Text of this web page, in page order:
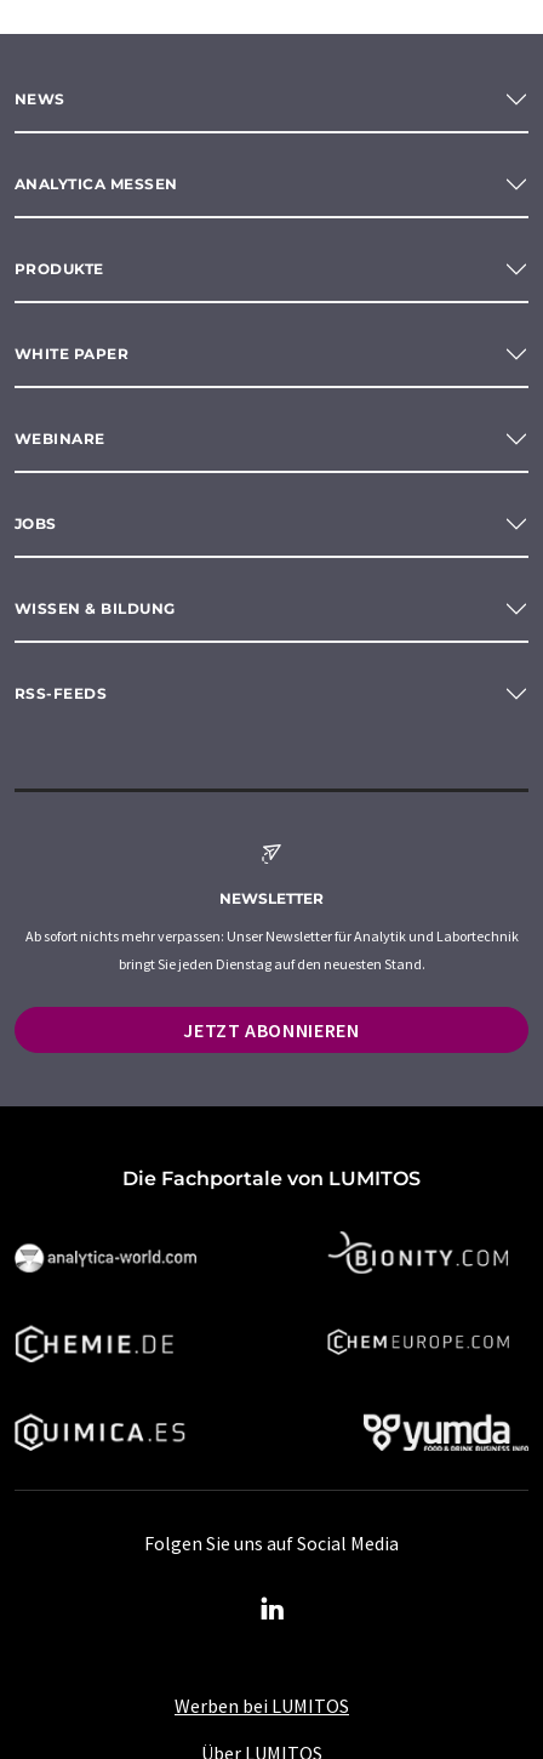
NEWS
ANALYTICA MESSEN
PRODUKTE
WHITE PAPER
WEBINARE
JOBS
WISSEN & BILDUNG
RSS-FEEDS
NEWSLETTER
Ab sofort nichts mehr verpassen: Unser Newsletter für Analytik und Labortechnik
bringt Sie jeden Dienstag auf den neuesten Stand.
JETZT ABONNIEREN
Die Fachportale von LUMITOS
Werben bei LUMITOS
Über LUMITOS
Folgen Sie uns auf Social Media